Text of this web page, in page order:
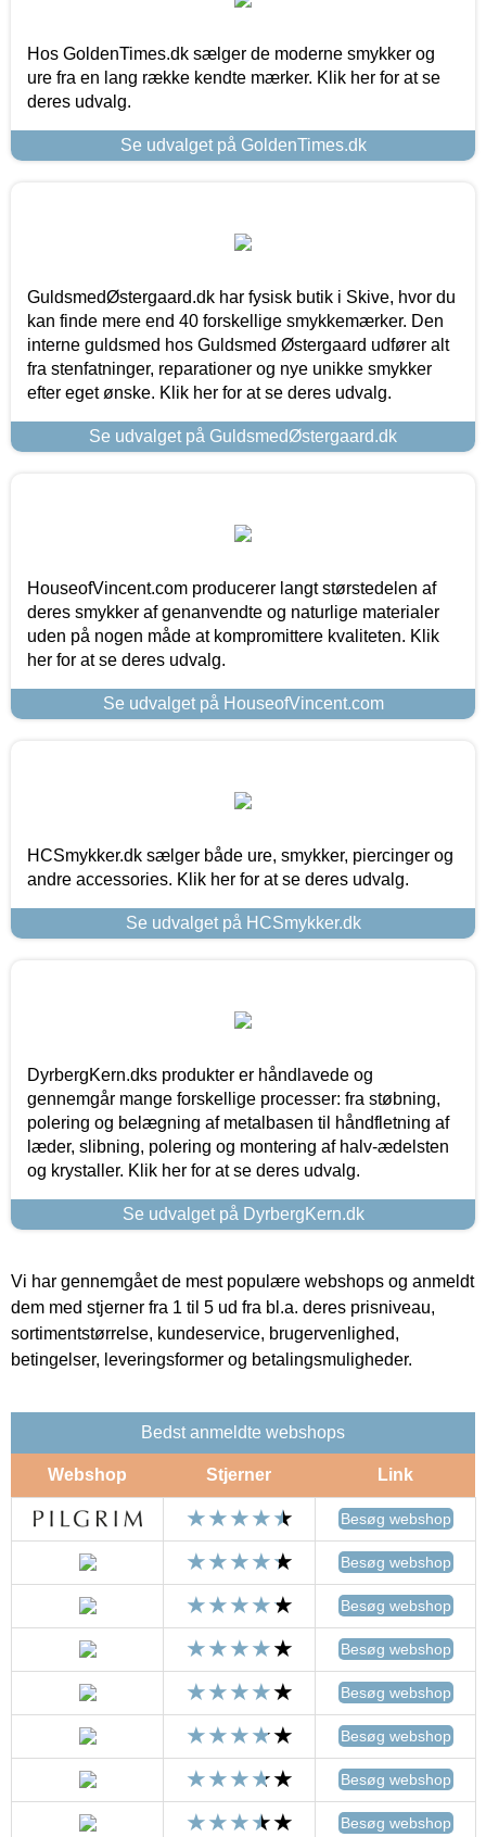
Hos GoldenTimes.dk sælger de moderne smykker og
ure fra en lang række kendte mærker. Klik her for at se
deres udvalg.
Se udvalget på GoldenTimes.dk
GuldsmedØstergaard.dk har fysisk butik i Skive, hvor du
kan finde mere end 40 forskellige smykkemærker. Den
interne guldsmed hos Guldsmed Østergaard udfører alt
fra stenfatninger, reparationer og nye unikke smykker
efter eget ønske. Klik her for at se deres udvalg.
Se udvalget på GuldsmedØstergaard.dk
HouseofVincent.com producerer langt størstedelen af
deres smykker af genanvendte og naturlige materialer
uden på nogen måde at kompromittere kvaliteten. Klik
her for at se deres udvalg.
Se udvalget på HouseofVincent.com
HCSmykker.dk sælger både ure, smykker, piercinger og
andre accessories. Klik her for at se deres udvalg.
Se udvalget på HCSmykker.dk
DyrbergKern.dks produkter er håndlavede og
gennemgår mange forskellige processer: fra støbning,
polering og belægning af metalbasen til håndfletning af
læder, slibning, polering og montering af halv-ædelsten
og krystaller. Klik her for at se deres udvalg.
Se udvalget på DyrbergKern.dk
Vi har gennemgået de mest populære webshops og anmeldt
dem med stjerner fra 1 til 5 ud fra bl.a. deres prisniveau,
sortimentstørrelse, kundeservice, brugervenlighed,
betingelser, leveringsformer og betalingsmuligheder.
Bedst anmeldte webshops
Webshop Stjerner Link
Besøg webshop
Besøg webshop
Besøg webshop
Besøg webshop
Besøg webshop
Besøg webshop
Besøg webshop
Besøg webshop